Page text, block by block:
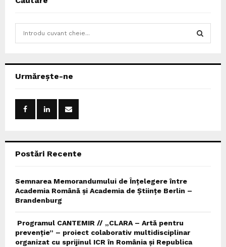
h
Urmărește-ne
Postări Recente
Semnarea Memorandumului de Înțelegere între
Academia Română și Academia de Științe Berlin –
Brandenburg
Programul CANTEMIR // „CLARA – Artă pentru
prevenție” – proiect colaborativ multidisciplinar
organizat cu sprijinul ICR în România și Republica